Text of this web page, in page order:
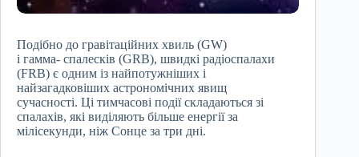
Подібно до гравітаційних хвиль (GW)
і гамма- спалесків (GRB), швидкі радіоспалахи
(FRB) є одним із найпотужніших і
найзагадковіших астрономічних явищ
сучасності. Ці тимчасові події складаються зі
спалахів, які виділяють більше енергії за
мілісекунди, ніж Сонце за три дні.